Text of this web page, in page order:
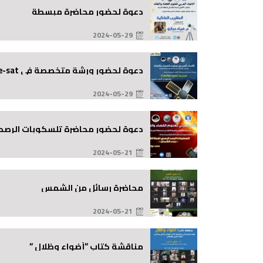
دعوة لحضور محاضرة مبسطة
on
2024-05-29
دعوة لحضور ورشة متخصصة في Cube-sat
Posted
on
2024-05-29
دعوة لحضور محاضرة تلسكوبات
Posted
on
2024-05-21
محاضرة رسائل من الشمس
Posted
on
2024-05-21
مناقشة كتاب “أضواء وظلال “
Posted
on